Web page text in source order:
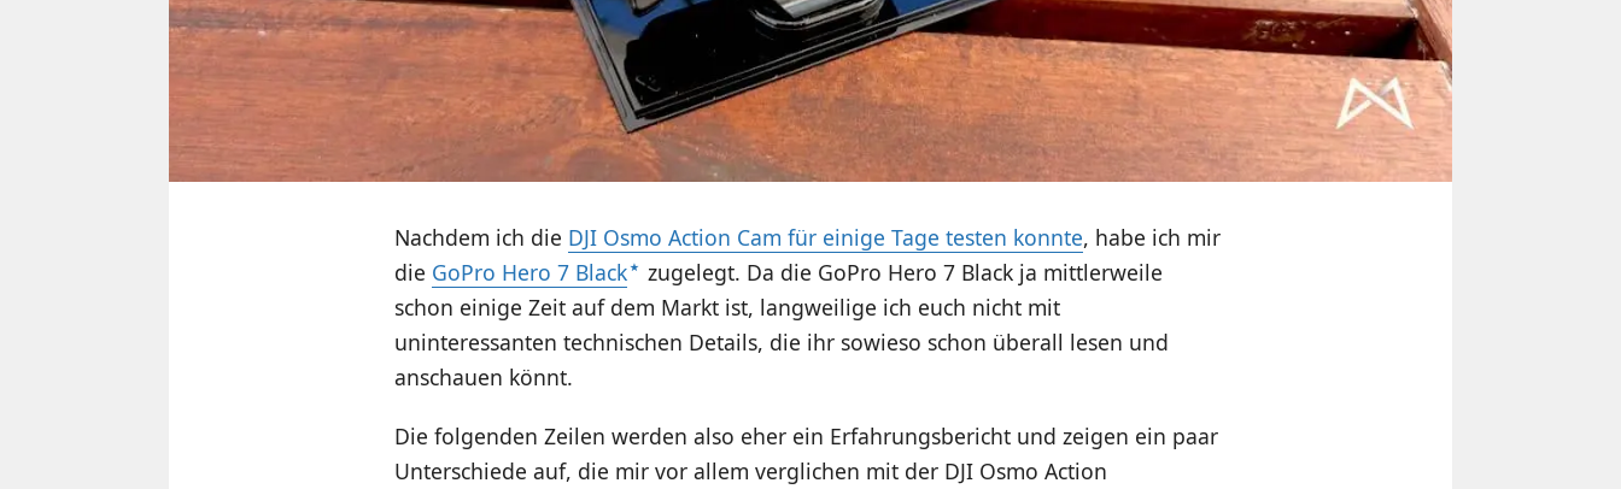
Nachdem ich die DJI Osmo Action Cam für einige Tage testen konnte, habe ich mir
die GoPro Hero 7 Black
zugelegt. Da die GoPro Hero 7 Black ja mittlerweile
schon einige Zeit auf dem Markt ist, langweilige ich euch nicht mit
uninteressanten technischen Details, die ihr sowieso schon überall lesen und
anschauen könnt.
Die folgenden Zeilen werden also eher ein Erfahrungsbericht und zeigen ein paar
Unterschiede auf, die mir vor allem verglichen mit der DJI Osmo Action